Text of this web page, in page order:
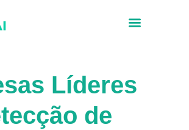
Líderes
de